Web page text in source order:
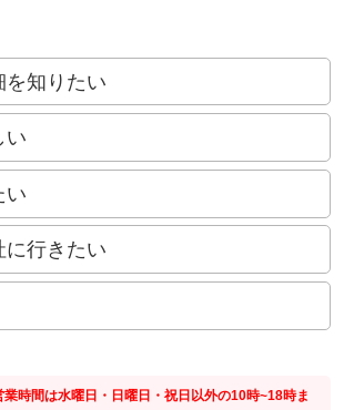
を知りたい
い
い
に行きたい
時間は水曜日・日曜日・祝日以外の10時~18時ま